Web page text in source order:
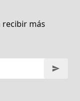
más